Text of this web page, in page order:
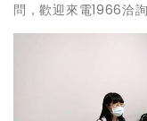
問，歡迎來電1966洽詢